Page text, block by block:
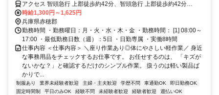
アクセス 智頭急行 上郡徒歩約42分、智頭急行 上郡徒歩約42分
JR「上郡」駅より車で9分
時給1,300円～1,625円
兵庫県赤穂郡
勤務時間 ・勤務曜日：月・火・水・木・金 ・勤務時間： [1] 08:00～
17:00 ・最低勤務日数（週）：5日 ・日勤専属 ・実働8時間
仕事内容 ＜仕事内容＞ ＼座り作業あり◎体にやさしい軽作業／ 身近
な事務用品をチェックするお仕事です。 お任せするのは、 「キズが
ないかな？」と確認するだけのシンプル作業。 扱うのは軽い製品ば
かりで...
制服あり 業界未経験者歓迎 主婦・主夫歓迎 学歴不問 車通勤OK
即日勤務OK
固定時間制
平日のみOK 経験不問 未経験者歓迎 経験者歓迎
週払いOK